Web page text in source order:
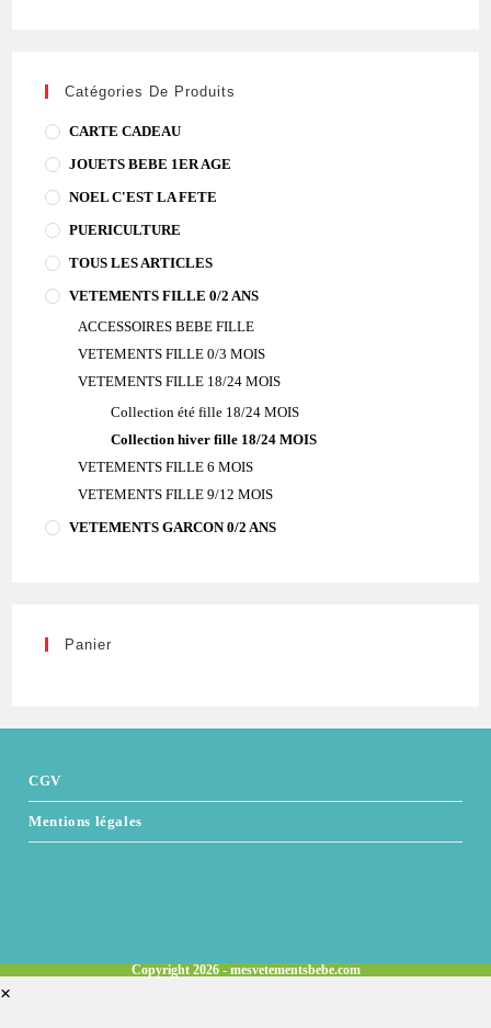
Catégories De Produits
CARTE CADEAU
JOUETS BEBE 1ER AGE
NOEL C'EST LA FETE
PUERICULTURE
TOUS LES ARTICLES
VETEMENTS FILLE 0/2 ANS
ACCESSOIRES BEBE FILLE
VETEMENTS FILLE 0/3 MOIS
VETEMENTS FILLE 18/24 MOIS
Collection été fille 18/24 MOIS
Collection hiver fille 18/24 MOIS
VETEMENTS FILLE 6 MOIS
VETEMENTS FILLE 9/12 MOIS
VETEMENTS GARCON 0/2 ANS
Panier
CGV
Mentions légales
Copyright 2026 - mesvetementsbebe.com
×